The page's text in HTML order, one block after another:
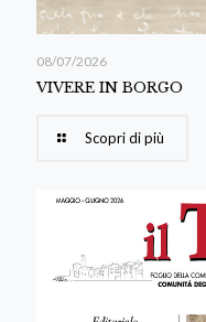
08/07/2026
VIVERE IN BORGO
Scopri di più